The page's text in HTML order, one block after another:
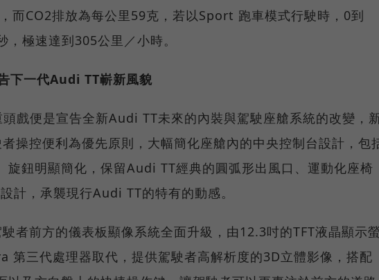
而CO2排放為每公里59克，若以Sport 跑車模式行駛時，0到
極速達到305公里／小時。
下一代Audi TT嶄新風貌
頭戲便是宣告全新Audi TT未來的內裝與駕駛座艙系統的改變，
操控便利為優先原則，大幅簡化座艙內的中央控制台設計，包
旋鈕明顯簡化，保留Audi TT經典的圓弧形出風口、運動化座椅
計，承襲現行Audi TT的特有的動感。
者前方的儀表板顯像系統全面升級，由12.3吋的TFT液晶顯示螢
第三代處理器取代，提供駕駛者高解析度的3D立體影像，搭配